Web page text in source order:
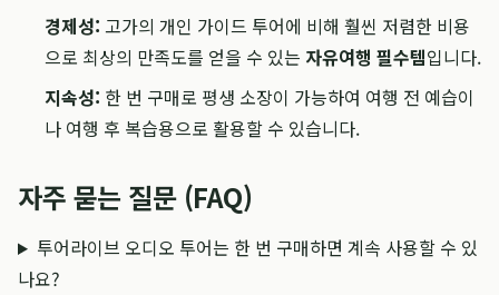
경제성: 고가의 개인 가이드 투어에 비해 훨씬 저렴한 비용
으로 최상의 만족도를 얻을 수 있는 자유여행 필수템입니다.
지속성: 한 번 구매로 평생 소장이 가능하여 여행 전 예습이
나 여행 후 복습용으로 활용할 수 있습니다.
자주 묻는 질문 (FAQ)
투어라이브 오디오 투어는 한 번 구매하면 계속 사용할 수 있
나요?